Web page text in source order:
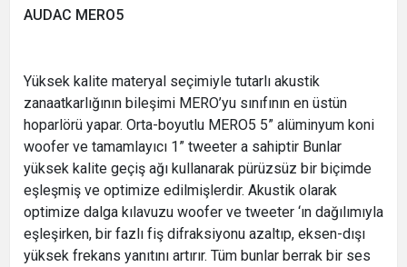
AUDAC MERO5
Yüksek kalite materyal seçimiyle tutarlı akustik
zanaatkarlığının bileşimi MERO’yu sınıfının en üstün
hoparlörü yapar. Orta-boyutlu MERO5 5” alüminyum koni
woofer ve tamamlayıcı 1” tweeter a sahiptir Bunlar
yüksek kalite geçiş ağı kullanarak pürüzsüz bir biçimde
eşleşmiş ve optimize edilmişlerdir. Akustik olarak
optimize dalga kılavuzu woofer ve tweeter ‘ın dağılımıyla
eşleşirken, bir fazlı fiş difraksiyonu azaltıp, eksen-dışı
yüksek frekans yanıtını artırır. Tüm bunlar berrak bir ses